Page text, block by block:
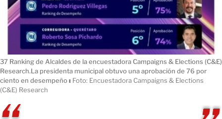
37 Ranking de Alcaldes de la encuestadora Campaigns & Elections (C&E)
Research.La presidenta municipal obtuvo una aprobación de 76 por
ciento en desempeñoı Foto: Encuestadora Campaigns & Elections
(C&E) Research